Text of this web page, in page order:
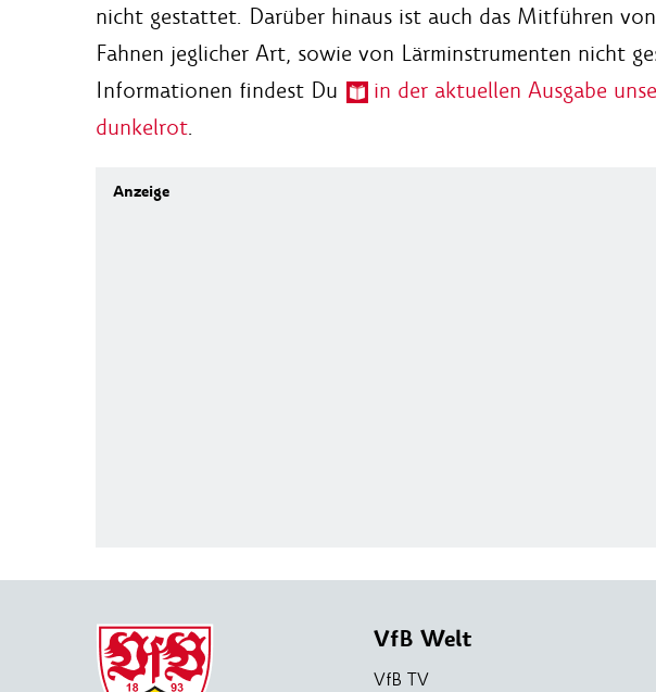
nicht gestattet. Darüber hinaus ist auch das Mitführen
Fahnen jeglicher Art, sowie von Lärminstrumenten nicht
Informationen findest Du
in der aktuellen Ausgabe
dunkelrot.
VfB Welt
VfB TV